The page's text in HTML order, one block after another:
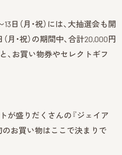
13日（月・祝）には、大抽選会も開
月・祝）の期間中、合計20,000円
、お買い物券やセレクトギフ
が盛りだくさんの『ジェイア
のお買い物はここで決まりで